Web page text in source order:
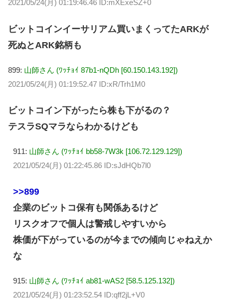
2021/05/24(月) 01:19:46.46 ID:mXExeSZ+0
ビットコインイーサリアム買いまくってたARKが
死ぬとARK銘柄も
899: 山師さん (ﾜｯﾁｮｲ 87b1-nQDh [60.150.143.192])
2021/05/24(月) 01:19:52.47 ID:xR/Trh1M0
ビットコイン下がったら株も下がるの？
テスラSQマラならわかるけども
911: 山師さん (ﾜｯﾁｮｲ bb58-7W3k [106.72.129.129])
2021/05/24(月) 01:22:45.86 ID:sJdHQb7l0
>>899
企業のビットコ保有も関係あるけど
リスクオフで個人は警戒しやすいから
株価が下がっているのが今までの傾向じゃねえか
な
915: 山師さん (ﾜｯﾁｮｲ ab81-wAS2 [58.5.125.132])
2021/05/24(月) 01:23:52.54 ID:qff2jL+V0